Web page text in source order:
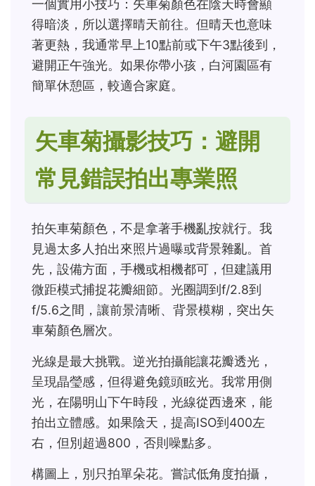
一個實用小技巧：矢車菊顏色在陰天時會顯
得暗淡，所以選擇晴天前往。但晴天也意味
著更熱，我通常早上10點前或下午3點後到，
避開正午強光。如果你帶小孩，白河園區有
簡單休憩區，較適合家庭。
矢車菊攝影技巧：避開
常見錯誤拍出專業照
拍矢車菊顏色，不是拿著手機亂按就行。我
見過太多人拍出來照片過曝或背景雜亂。首
先，設備方面，手機或相機都可，但建議用
微距模式捕捉花瓣細節。光圈調到f/2.8到
f/5.6之間，讓前景清晰、背景模糊，突出矢
車菊顏色層次。
光線是最大挑戰。逆光拍攝能讓花瓣透光，
呈現晶瑩感，但得避免鏡頭眩光。我常用側
光，在陽明山下午時段，光線從西邊來，能
拍出立體感。如果陰天，提高ISO到400左
右，但別超過800，否則噪點多。
構圖上，別只拍單朵花。嘗試低角度拍攝，